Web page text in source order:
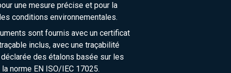
une mesure précise et pour la
conditions environnementales.
sont fournis avec un certificat
inclus, avec une traçabilité
des étalons basée sur les
norme EN ISO/IEC 17025.